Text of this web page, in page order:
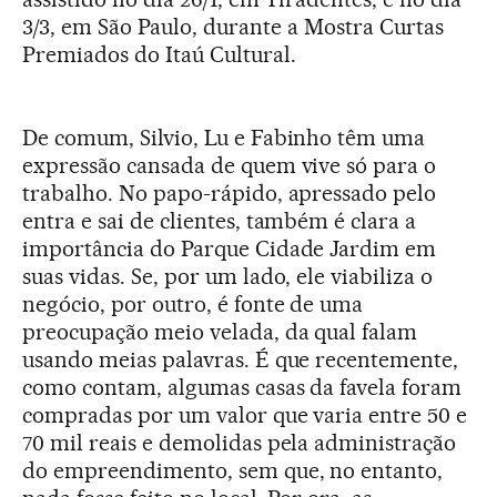
3/3, em São Paulo, durante a Mostra Curtas
Premiados do Itaú Cultural.
De comum, Silvio, Lu e Fabinho têm uma
expressão cansada de quem vive só para o
trabalho. No papo-rápido, apressado pelo
entra e sai de clientes, também é clara a
importância do Parque Cidade Jardim em
suas vidas. Se, por um lado, ele viabiliza o
negócio, por outro, é fonte de uma
preocupação meio velada, da qual falam
usando meias palavras. É que recentemente,
como contam, algumas casas da favela foram
compradas por um valor que varia entre 50 e
70 mil reais e demolidas pela administração
do empreendimento, sem que, no entanto,